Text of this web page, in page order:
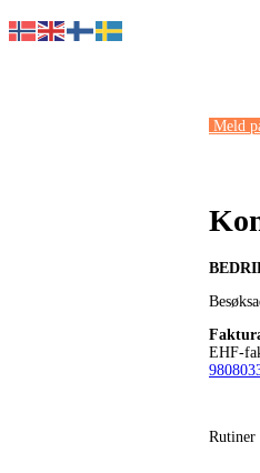
Meld
EHF-
Rutiner